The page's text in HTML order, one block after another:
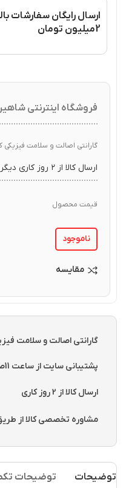
ارسال رایگان سفارشات
2میلیون تومان
فروشگاه اینترنتی
گارانتی اصالت و سلامت فیزیکی
ارسال کالا از ۲ روز کاری دیگر
قیمت محصول
ناموجود
مقایسه
گارانتی اصالت و سلامت
پشتیبانی سایت از ساعت 11صبح الی 21 شب
ارسال کالا از 2 روز کاری
مشاوره تخصصی کالا از
توضیحات توضیحات